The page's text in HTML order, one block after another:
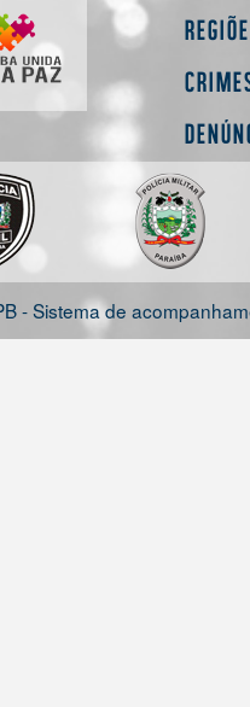
- Sistema de